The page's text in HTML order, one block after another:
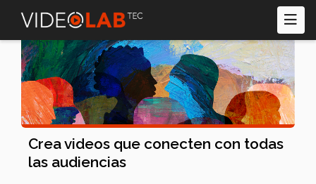
contenido
principal
Crea videos que conecten con todas
las audiencias